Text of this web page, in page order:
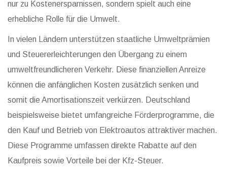
nur zu Kostenersparnissen, sondern spielt auch eine
erhebliche Rolle für die Umwelt.
In vielen Ländern unterstützen staatliche Umweltprämien
und Steuererleichterungen den Übergang zu einem
umweltfreundlicheren Verkehr. Diese finanziellen Anreize
können die anfänglichen Kosten zusätzlich senken und
somit die Amortisationszeit verkürzen. Deutschland
beispielsweise bietet umfangreiche Förderprogramme, die
den Kauf und Betrieb von Elektroautos attraktiver machen.
Diese Programme umfassen direkte Rabatte auf den
Kaufpreis sowie Vorteile bei der Kfz-Steuer.